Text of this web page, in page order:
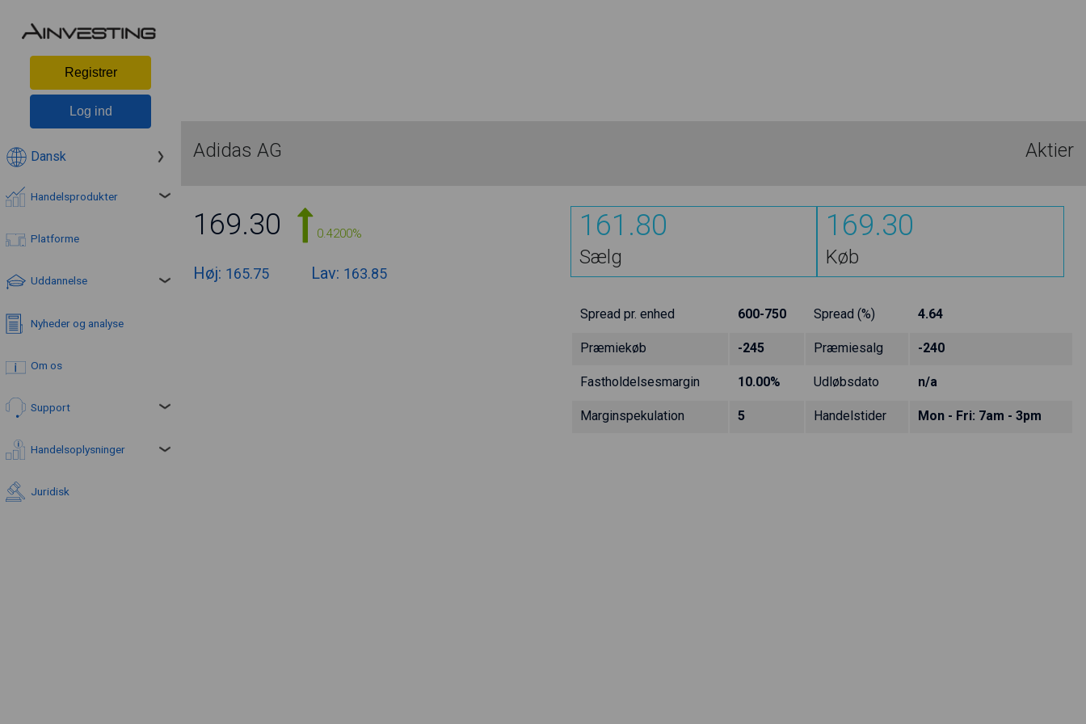
Registrer
Log ind
Dansk
Handelsprodukter
Platforme
Uddannelse
Nyheder og analyse
Om os
Support
Handelsoplysninger
Juridisk
Adidas AG Aktier
169.30 0.4200%
Høj: 165.75 Lav: 163.85
161.80
Sælg
169.30
Køb
Spread pr. enhed 600-750 Spread (%) 4.64
Præmiekøb -245 Præmiesalg -240
Fastholdelsesmargin 10.00% Udløbsdato n/a
Marginspekulation 5 Handelstider Mon - Fri: 7am - 3pm